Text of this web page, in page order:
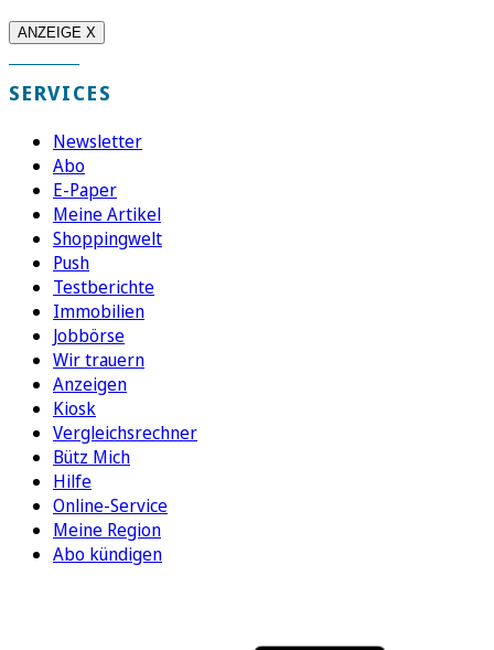
ANZEIGE X
SERVICES
Newsletter
Abo
E-Paper
Meine Artikel
Shoppingwelt
Push
Testberichte
Immobilien
Jobbörse
Wir trauern
Anzeigen
Kiosk
Vergleichsrechner
Bütz Mich
Hilfe
Online-Service
Meine Region
Abo kündigen